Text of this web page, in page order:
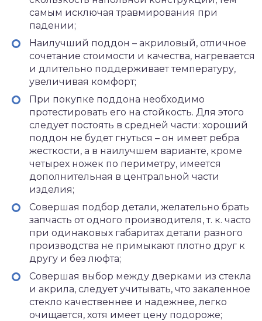
самым исключая травмирования при
падении;
Наилучший поддон – акриловый, отличное
сочетание стоимости и качества, нагревается
и длительно поддерживает температуру,
увеличивая комфорт;
При покупке поддона необходимо
протестировать его на стойкость. Для этого
следует постоять в средней части: хороший
поддон не будет гнуться – он имеет ребра
жесткости, а в наилучшем варианте, кроме
четырех ножек по периметру, имеется
дополнительная в центральной части
изделия;
Совершая подбор детали, желательно брать
запчасть от одного производителя, т. к. часто
при одинаковых габаритах детали разного
производства не примыкают плотно друг к
другу и без люфта;
Совершая выбор между дверками из стекла
и акрила, следует учитывать, что закаленное
стекло качественнее и надежнее, легко
очищается, хотя имеет цену подороже;